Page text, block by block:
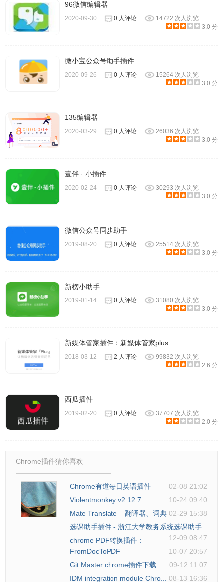
4、点击账号会出现下图，可以管理你所有的新媒体帐号，
（支持包括微信公众平台、今日头条、一点资讯、微博、知
新的平台）。
5、新媒体管家插件支持多帐号一键登录。各帐号之间一键登
信公众号，不用再反复扫码，重新定义微信公众号的效率。
96微信编辑器
2020-09-30 0 人评论
14722 次人浏览
3.0 分
微小宝公众号助手插件
2020-09-26 0 人评论
15264 次人浏览
3.0 分
135编辑器
2020-03-29 0 人评论
26036 次人浏览
3.0 分
壹伴 · 小插件
2020-02-24 0 人评论
30293 次人浏览
3.0 分
微信公众号同步助手
2019-08-20 0 人评论
25514 次人浏览
3.0 分
新榜小助手
2019-01-14 0 人评论
31080 次人浏览
3.0 分
新媒体管家插件：新媒体管家plus
2018-03-12 2 人评论
99832 次人浏览
2.6 分
西瓜插件
2019-02-20 0 人评论
37707 次人浏览
2.0 分
Chrome插件猜你喜欢
Chrome有道每日英语插件
02-08 21:02
Violentmonkey v2.12.7
10-24 09:40
Mate Translate – 翻译器、词典 02-29 15:38
选课助手插件 - 浙江大学教务系统选课助手
12-09 08:47
chrome PDF转换插件：
FromDocToPDF
10-07 20:57
Git Master chrome插件下载
09-12 11:07
IDM integration module Chro...
08-13 16:36